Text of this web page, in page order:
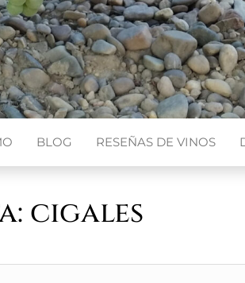
BLOG RESEÑAS DE VINOS
cigales